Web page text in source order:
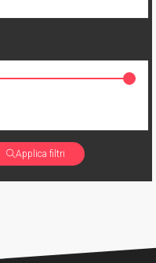
Applica filtri